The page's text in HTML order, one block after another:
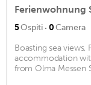
Ferienwohnung
5Ospiti · 0Camera
Boasting sea
accommodation
from Olma Messen